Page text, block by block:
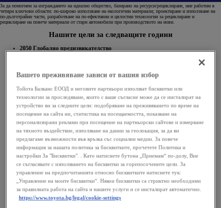
За да помогнем за изграждането на идеално общество, базирано на ресурси/рециклиране, ние работим в
четири ключови области: по-широко използване на екологични материали; проектиране и използване на
по-дълготрайни части, разработване на по-ефективни и цялостни технологии за рециклиране и
рециклиране на повече материали от стари автомобили при производството на нови.
Нашите цели за следващите години
2050 Глобално предизвикателство
Нашата цел е да насърчаваме в световен мащаб внедряването на технологии и системи за
Вашето преживяване зависи от вашия избор
Тойота Балканс ЕООД и неговите партньори използват бисквитки или
технологии за проследяване, които с ваше съгласие може да се инсталират на
устройство ви за следните цели: подобряване на преживяването по време на
посещение на сайта ни, статистика на посещаемостта, показване на
персонализирани реклами при посещение на партньорски сайтове и измерване
на тяхното въздействие, използване на данни за геолокация, за да ви
предлагаме възможности във връзка със социални медии. За повече
информация за нашата политика за бисквитките, прочетете Политика и
настройки За "Бисквитки". . Като натиснете бутона „Приемам“ по-долу, Вие
се съгласявате с използването на бисквитки за горепосочените цели. За
управление на предпочитанията относно бисквитките натиснете тук:
„Управление на моите бисквитки“. Някои бисквитки са стриктно необходими
за правилната работа на сайта и нашите услуги и се инсталират автоматично.
https://www.toyota.bg/legal/cookie-settings